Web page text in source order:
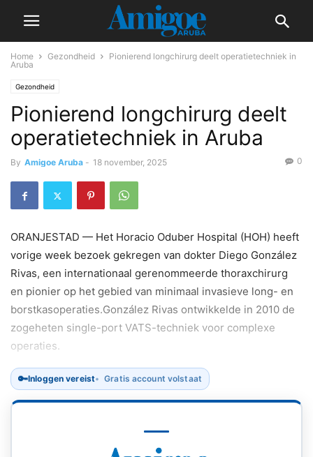
Home Gezondheid
Pionierend longchirurg deelt operatietechniek in
Aruba
Gezondheid
Pionierend longchirurg deelt
operatietechniek in Aruba
By Amigoe Aruba - 18 november, 2025 0
ORANJESTAD — Het Horacio Oduber Hospital (HOH) heeft
vorige week bezoek gekregen van dokter Diego González
Rivas, een internationaal gerenommeerde thoraxchirurg
en pionier op het gebied van minimaal invasieve long- en
borstkasoperaties.González Rivas ontwikkelde in 2010 de
zogeheten single-port VATS-techniek voor complexe
operaties.
🔑Inloggen vereist Gratis account volstaat